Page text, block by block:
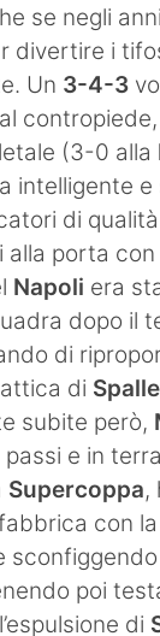
se negli
divertire i
Un 3-4-3
(3-0 alla
intelligente
di
alla porta
Napoli era
dopo il
di
di
subite però,
e in
Supercoppa,
con
sconfiggendo
poi
di